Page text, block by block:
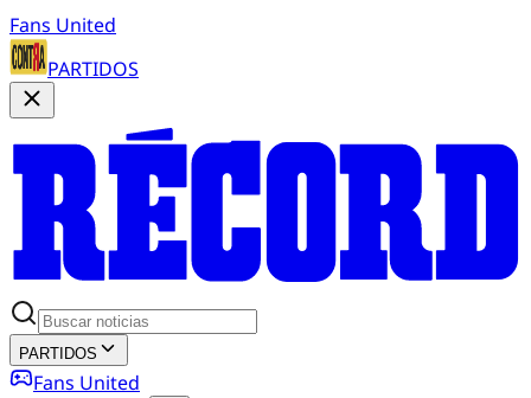
Fans United
PARTIDOS
PARTIDOS
Fans United